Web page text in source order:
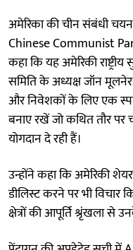
अमेरिका की चीन संबंधी
Chinese Communist
कहा कि यह अमेरिकी
समिति के अध्यक्ष जॉन
और निवेशकों के लिए एक
बनाए रखें जो कथित तौर
योगदान दे रही हैं।
उन्होंने कहा कि अमेरिकी
डीलिस्ट करने पर भी विचार
क्षेत्रों की आपूर्ति श्रृंखला से